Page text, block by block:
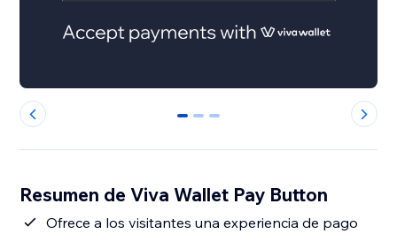
0 1 2
Resumen de Viva Wallet Pay Button
Ofrece a los visitantes una experiencia de pago